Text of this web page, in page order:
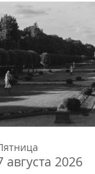
августа 2026